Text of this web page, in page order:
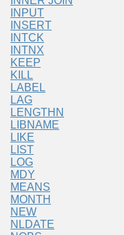
INPUT
INSERT
INTCK
INTNX
KEEP
KILL
LABEL
LAG
LENGTHN
LIBNAME
LIKE
LIST
LOG
MDY
MEANS
MONTH
NEW
NLDATE